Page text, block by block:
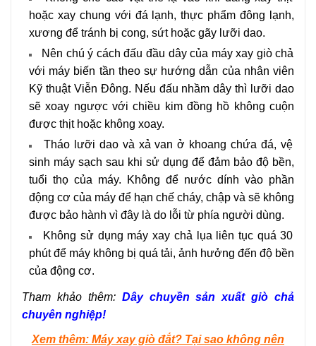
hoặc xay chung với đá lạnh, thực phẩm đông lạnh,
xương để tránh bị cong, sứt hoặc gãy lưỡi dao.
Nên chú ý cách đấu đầu dây của máy xay giò chả
với máy biến tần theo sự hướng dẫn của nhân viên
Kỹ thuật Viễn Đông. Nếu đấu nhầm dây thì lưỡi dao
sẽ xoay ngược với chiều kim đồng hồ không cuộn
được thịt hoặc không xoay.
Tháo lưỡi dao và xả van ở khoang chứa đá, vệ
sinh máy sạch sau khi sử dụng để đảm bảo độ bền,
tuổi thọ của máy.
Không để nước dính vào phần
động cơ của máy để hạn chế cháy, chập và sẽ không
được bảo hành vì đây là do lỗi từ phía người dùng.
Không sử dụng máy xay chả lụa liên tục quá 30
phút để máy không bị quá tải, ảnh hưởng đến độ bền
của động cơ.
Tham khảo thêm: Dây chuyền sản xuất giò chả
chuyên nghiệp!
Xem thêm: Máy xay giò đắt? Tại sao không nên